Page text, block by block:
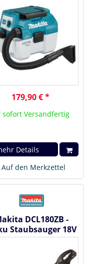
179,90 € *
sofort Versandfertig
Details
Auf den Merkzettel
DCL180ZB -
Staubsauger 18V